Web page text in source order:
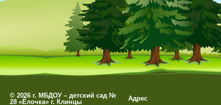
© 2026 г. МБДОУ – детский сад №
28 «Ёлочка» г. Клинцы
Адрес